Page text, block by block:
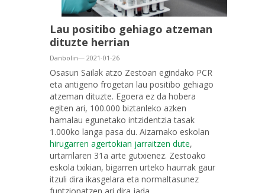
Lau positibo gehiago atzeman
dituzte herrian
Danbolin— 2021-01-26
Osasun Sailak atzo Zestoan egindako PCR
eta antigeno frogetan lau positibo gehiago
atzeman dituzte. Egoera ez da hobera
egiten ari, 100.000 biztanleko azken
hamalau egunetako intzidentzia tasak
1.000ko langa pasa du. Aizarnako eskolan
hirugarren agertokian jarraitzen dute,
urtarrilaren 31a arte gutxienez. Zestoako
eskola txikian, bigarren urteko haurrak gaur
itzuli dira ikasgelara eta normaltasunez
funtzionatzen ari dira jada.